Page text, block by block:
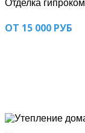
Отделка гипроком
ОТ 15 000 РУБ